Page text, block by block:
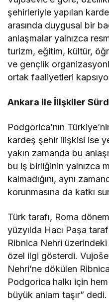
şehirleriyle yapılan
arasında duygusal bir
anlaşmalar yalnızca
turizm, eğitim, kültür,
ve gençlik
ortak faaliyetleri
Ankara ile İlişkiler
Podgorica’nın
kardeş şehir ilişkisi ise
yakın zamanda bu
bu iş birliğinin yalnızca
kalmadığını, aynı
korunmasına da katkı
Türk tarafı, Roma
yüzyılda Hacı Paşa
Ribnica Nehri
özel ilgi gösterdi.
Nehri’ne dökülen
Podgorica halkı için
büyük anlam taşır” dedi.